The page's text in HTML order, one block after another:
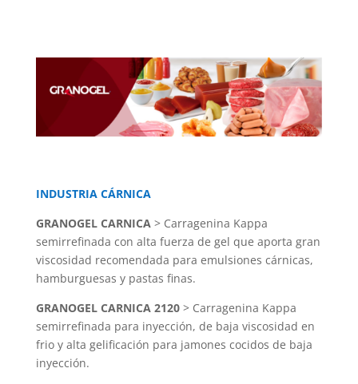
INDUSTRIA CÁRNICA
GRANOGEL CARNICA> Carragenina Kappa
semirrefinada con alta fuerza de gel que aporta gran
viscosidad recomendada para emulsiones cárnicas,
hamburguesas y pastas finas.
GRANOGEL CARNICA 2120> Carragenina Kappa
semirrefinada para inyección, de baja viscosidad en
frio y alta gelificación para jamones cocidos de baja
inyección.